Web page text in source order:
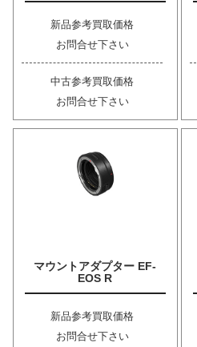
新品参考買取価格
お問合せ下さい
中古参考買取価格
お問合せ下さい
マウントアダプター EF-
EOS R
新品参考買取価格
お問合せ下さい